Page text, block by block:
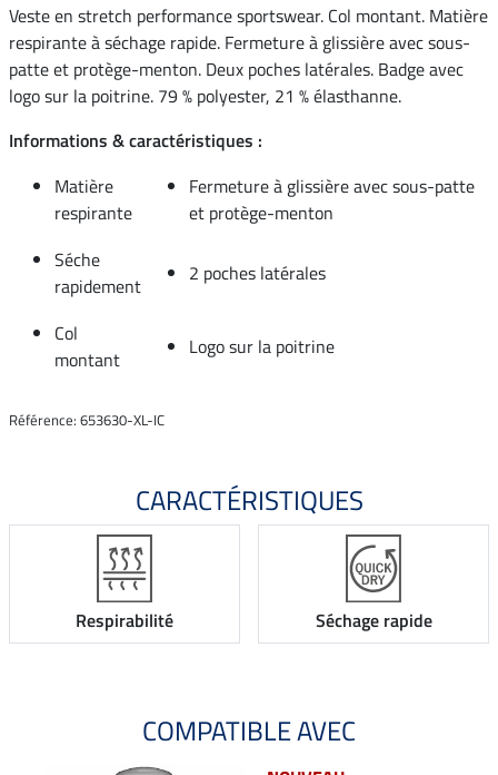
Veste en stretch performance sportswear. Col montant. Matière
respirante à séchage rapide. Fermeture à glissière avec sous-
patte et protège-menton. Deux poches latérales. Badge avec
logo sur la poitrine. 79 % polyester, 21 % élasthanne.
Informations & caractéristiques :
Matière
respirante
Fermeture à glissière avec sous-patte
et protège-menton
Séche
rapidement
2 poches latérales
Col
montant
Logo sur la poitrine
Référence: 653630-XL-IC
CARACTÉRISTIQUES
Respirabilité Séchage rapide
COMPATIBLE AVEC